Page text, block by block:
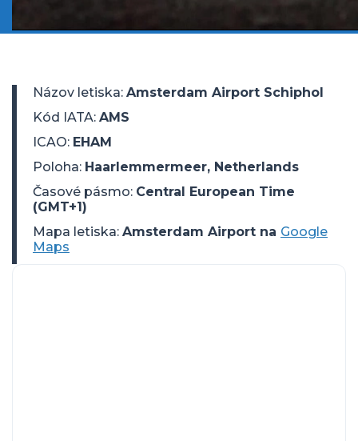
Názov letiska: Amsterdam Airport Schiphol
Kód IATA: AMS
ICAO: EHAM
Poloha: Haarlemmermeer, Netherlands
Časové pásmo: Central European Time
(GMT+1)
Mapa letiska: Amsterdam Airport na Google
Maps